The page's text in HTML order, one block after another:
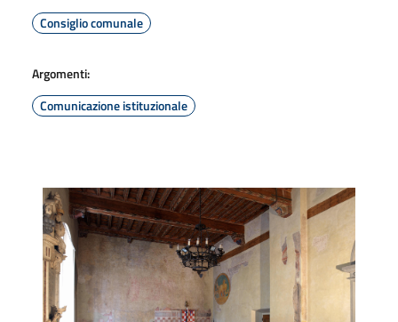
Consiglio comunale
Argomenti:
Comunicazione istituzionale